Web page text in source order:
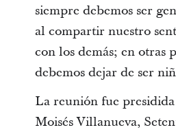
siempre debemos ser
al compartir nuestro
con los demás; en otras
debemos dejar de ser
La reunión fue
Moisés Villanueva,